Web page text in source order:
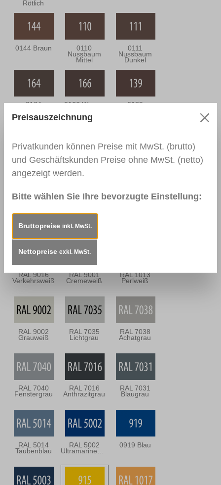
Rötlich
0144 Braun 0110
Nussbaum
Mittel
0111
Nussbaum
Dunkel
0164
Antik
0166 Wenge 0139
0113 0114
Dunkel
0163
Mooreiche Signalweiß
RAL 9016
Verkehrsweiß
RAL 9001
Cremeweiß
RAL 1013
Perlweiß
RAL 9002
Grauweiß
RAL 7035
Lichtgrau
RAL 7038
Achatgrau
RAL 7040
Fenstergrau
RAL 7016
Anthrazitgrau
RAL 7031
Blaugrau
RAL 5014
Taubenblau
RAL 5002 0919 Blau
Preisauszeichnung
Privatkunden können Preise mit MwSt. (brutto)
und Geschäftskunden Preise ohne MwSt. (netto)
angezeigt werden.
Bitte wählen Sie Ihre bevorzugte Einstellung:
Bruttopreise inkl. MwSt.
Nettopreise exkl. MwSt.